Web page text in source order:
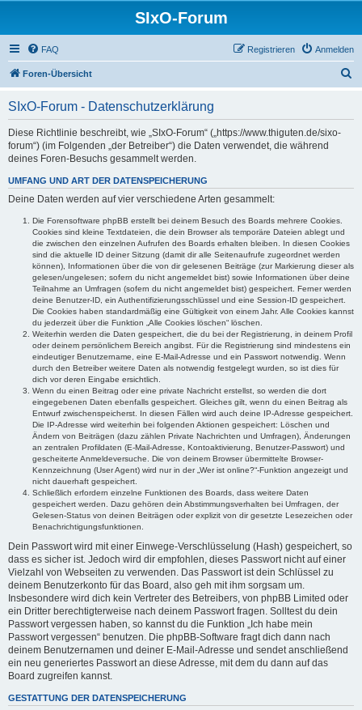
SIxO-Forum
FAQ Anmelden
Registrieren
Foren-Übersicht
SIxO-Forum - Datenschutzerklärung
Diese Richtlinie beschreibt, wie „SIxO-Forum“ („https://www.thiguten.de/sixo-
forum“) (im Folgenden „der Betreiber“) die Daten verwendet, die während
deines Foren-Besuchs gesammelt werden.
UMFANG UND ART DER DATENSPEICHERUNG
Deine Daten werden auf vier verschiedene Arten gesammelt:
Die Forensoftware phpBB erstellt bei deinem Besuch des Boards mehrere Cookies.
Cookies sind kleine Textdateien, die dein Browser als temporäre Dateien ablegt und
die zwischen den einzelnen Aufrufen des Boards erhalten bleiben. In diesen Cookies
sind die aktuelle ID deiner Sitzung (damit dir alle Seitenaufrufe zugeordnet werden
können), Informationen über die von dir gelesenen Beiträge (zur Markierung dieser als
gelesen/ungelesen; sofern du nicht angemeldet bist) sowie Informationen über deine
Teilnahme an Umfragen (sofern du nicht angemeldet bist) gespeichert. Ferner werden
deine Benutzer-ID, ein Authentifizierungsschlüssel und eine Session-ID gespeichert.
Die Cookies haben standardmäßig eine Gültigkeit von einem Jahr. Alle Cookies kannst
du jederzeit über die Funktion „Alle Cookies löschen“ löschen.
Weiterhin werden die Daten gespeichert, die du bei der Registrierung, in deinem Profil
oder deinem persönlichem Bereich angibst. Für die Registrierung sind mindestens ein
eindeutiger Benutzername, eine E-Mail-Adresse und ein Passwort notwendig. Wenn
durch den Betreiber weitere Daten als notwendig festgelegt wurden, so ist dies für
dich vor deren Eingabe ersichtlich.
Wenn du einen Beitrag oder eine private Nachricht erstellst, so werden die dort
eingegebenen Daten ebenfalls gespeichert. Gleiches gilt, wenn du einen Beitrag als
Entwurf zwischenspeicherst. In diesen Fällen wird auch deine IP-Adresse gespeichert.
Die IP-Adresse wird weiterhin bei folgenden Aktionen gespeichert: Löschen und
Ändern von Beiträgen (dazu zählen Private Nachrichten und Umfragen), Änderungen
an zentralen Profildaten (E-Mail-Adresse, Kontoaktivierung, Benutzer-Passwort) und
gescheiterte Anmeldeversuche. Die von deinem Browser übermittelte Browser-
Kennzeichnung (User Agent) wird nur in der „Wer ist online?“-Funktion angezeigt und
nicht dauerhaft gespeichert.
Schließlich erfordern einzelne Funktionen des Boards, dass weitere Daten
gespeichert werden. Dazu gehören dein Abstimmungsverhalten bei Umfragen, der
Gelesen-Status von deinen Beiträgen oder explizit von dir gesetzte Lesezeichen oder
Benachrichtigungsfunktionen.
Dein Passwort wird mit einer Einwege-Verschlüsselung (Hash) gespeichert, so
dass es sicher ist. Jedoch wird dir empfohlen, dieses Passwort nicht auf einer
Vielzahl von Webseiten zu verwenden. Das Passwort ist dein Schlüssel zu
deinem Benutzerkonto für das Board, also geh mit ihm sorgsam um.
Insbesondere wird dich kein Vertreter des Betreibers, von phpBB Limited oder
ein Dritter berechtigterweise nach deinem Passwort fragen. Solltest du dein
Passwort vergessen haben, so kannst du die Funktion „Ich habe mein
Passwort vergessen“ benutzen. Die phpBB-Software fragt dich dann nach
deinem Benutzernamen und deiner E-Mail-Adresse und sendet anschließend
ein neu generiertes Passwort an diese Adresse, mit dem du dann auf das
Board zugreifen kannst.
GESTATTUNG DER DATENSPEICHERUNG